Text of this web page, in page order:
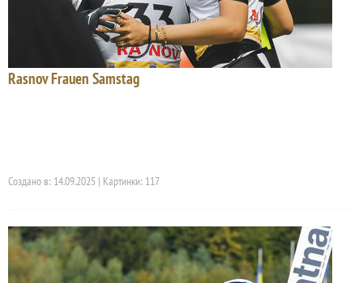
Rasnov Frauen Samstag
Создано в: 14.09.2025 | Картинки: 117